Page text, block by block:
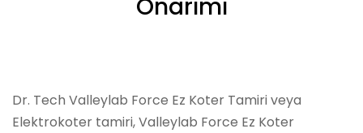
Onarımı
Dr. Tech Valleylab Force Ez Koter Tamiri veya
Elektrokoter tamiri, Valleylab Force Ez Koter